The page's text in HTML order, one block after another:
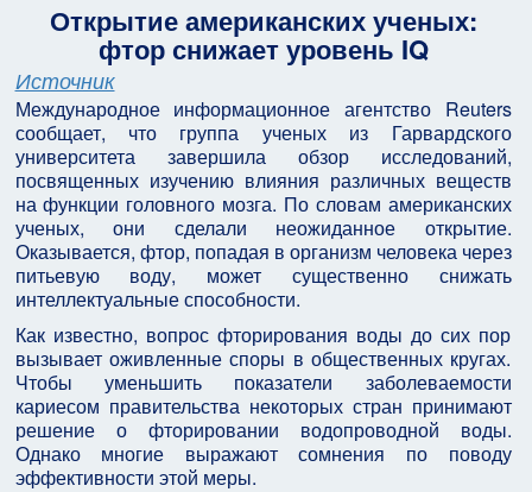
Открытие американских ученых:
фтор снижает уровень IQ
Источник
Международное информационное агентство Reuters
сообщает, что группа ученых из Гарвардского
университета завершила обзор исследований,
посвященных изучению влияния различных веществ
на функции головного мозга. По словам американских
ученых, они сделали неожиданное открытие.
Оказывается, фтор, попадая в организм человека через
питьевую воду, может существенно снижать
интеллектуальные способности.
Как известно, вопрос фторирования воды до сих пор
вызывает оживленные споры в общественных кругах.
Чтобы уменьшить показатели заболеваемости
кариесом правительства некоторых стран принимают
решение о фторировании водопроводной воды.
Однако многие выражают сомнения по поводу
эффективности этой меры.